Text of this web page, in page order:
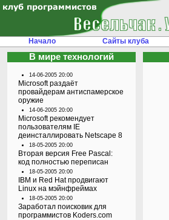
Начало Сайты клуба
В мире технологий
14-06-2005 20:00
Microsoft раздаёт
провайдерам антиспамерское
оружие
14-06-2005 20:00
Microsoft рекомендует
пользователям IE
деинсталлировать Netscape 8
18-05-2005 20:00
Вторая версия Free Pascal:
код полностью переписан
18-05-2005 20:00
IBM и Red Hat продвигают
Linux на мэйнфреймах
18-05-2005 20:00
Заработал поисковик для
программистов Koders.com